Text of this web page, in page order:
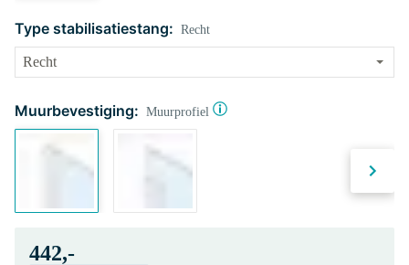
Type stabilisatiestang: Recht
Muurbevestiging: Muurprofiel
442,-